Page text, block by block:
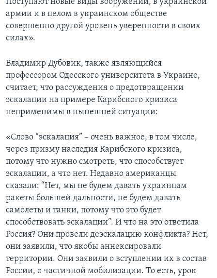
Поступают новые виды вооружений, в украинской
армии и в целом в украинском обществе
совершенно другой уровень уверенности в своих
силах».
Владимир Дубовик, также являющийся
профессором Одесского университета в Украине,
считает, что рассуждения о предотвращении
эскалации на примере Карибского кризиса
неприменимы в нынешней ситуации:
«Слово “эскалация” – очень важное, в том числе,
через призму наследия Карибского кризиса,
потому что нужно смотреть, что способствует
эскалации, а что нет. Недавно американцы
сказали: “Нет, мы не будем давать украинцам
ракеты большей дальности, не будем давать
самолеты и танки, потому что это будет
способствовать эскалации”. И что на это ответила
Россия? Они провели деэскалацию конфликта? Нет,
они заявили, что якобы аннексировали
территории. Они заявили о вступлении их в состав
России, о частичной мобилизации. То есть, урок